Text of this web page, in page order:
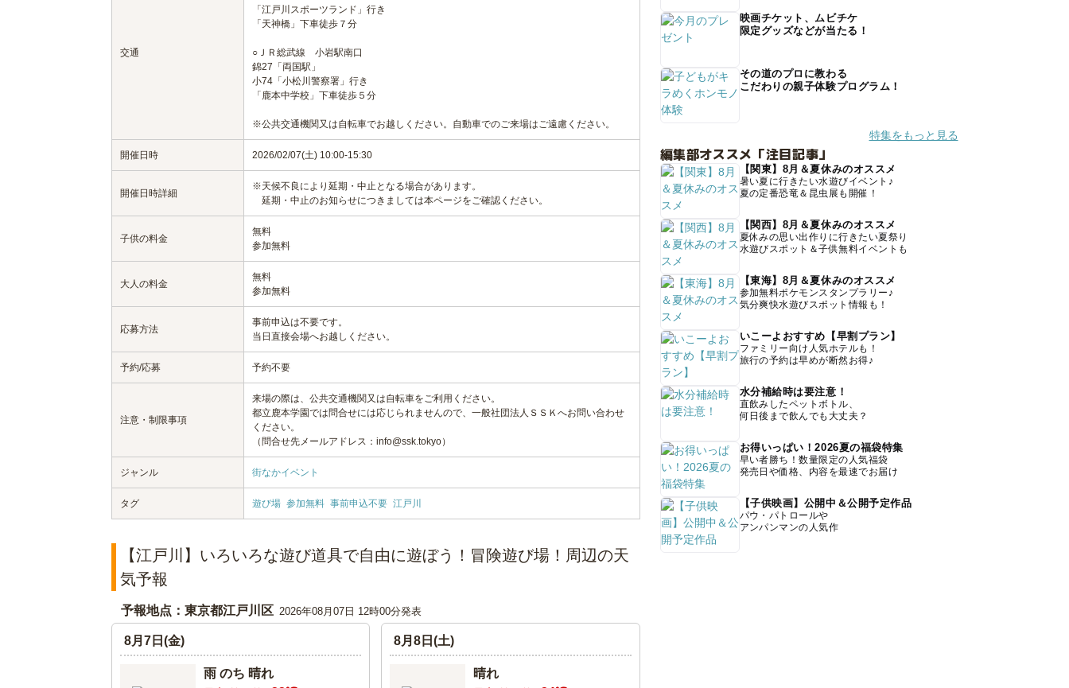
交通
「江戸川スポーツランド」行き
「天神橋」下車徒歩７分
○ＪＲ総武線 小岩駅南口
錦27「両国駅」
小74「小松川警察署」行き
「鹿本中学校」下車徒歩５分
※公共交通機関又は自転車でお越しください。自動車でのご来場はご遠慮ください。
開催日時 2026/02/07(土) 10:00-15:30
開催日時詳細
※天候不良により延期・中止となる場合があります。
延期・中止のお知らせにつきましては本ページをご確認ください。
子供の料金
無料
参加無料
大人の料金
無料
参加無料
応募方法
事前申込は不要です。
当日直接会場へお越しください。
予約/応募 予約不要
注意・制限事項
来場の際は、公共交通機関又は自転車をご利用ください。
都立鹿本学園では問合せには応じられませんので、一般社団法人ＳＳＫへお問い合わせ
ください。
（問合せ先メールアドレス：info@ssk.tokyo）
ジャンル 街なかイベント
タグ 遊び場 参加無料 事前申込不要 江戸川
【江戸川】いろいろな遊び道具で自由に遊ぼう！冒険遊び場！周辺の天
気予報
予報地点：東京都江戸川区 2026年08月07日 12時00分発表
8月7日(金)
雨 のち 晴れ
8月8日(土)
晴れ
映画チケット、ムビチケ
限定グッズなどが当たる！
その道のプロに教わる
こだわりの親子体験プログラム！
特集をもっと見る
編集部オススメ「注目記事」
【関東】8月＆夏休みのオススメ
暑い夏に行きたい水遊びイベント♪
夏の定番恐竜＆昆虫展も開催！
【関西】8月＆夏休みのオススメ
夏休みの思い出作りに行きたい夏祭り
水遊びスポット＆子供無料イベントも
【東海】8月＆夏休みのオススメ
参加無料ポケモンスタンプラリー♪
気分爽快水遊びスポット情報も！
いこーよおすすめ【早割プラン】
ファミリー向け人気ホテルも！
旅行の予約は早めが断然お得♪
水分補給時は要注意！
直飲みしたペットボトル、
何日後まで飲んでも大丈夫？
お得いっぱい！2026夏の福袋特集
早い者勝ち！数量限定の人気福袋
発売日や価格、内容を最速でお届け
【子供映画】公開中＆公開予定作品
パウ・パトロールや
アンパンマンの人気作